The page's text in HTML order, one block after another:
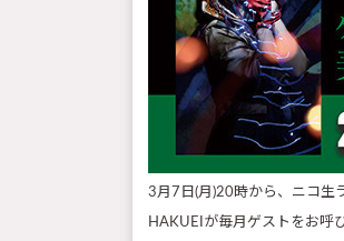
3月7日(月)20時から、ニコ生
HAKUEIが毎月ゲストをお呼